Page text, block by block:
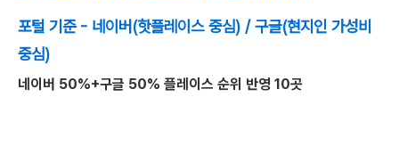
포털 기준 - 네이버(핫플레이스 중심) / 구글(현지인 가성비
중심)
네이버 50%+구글 50% 플레이스 순위 반영 10곳